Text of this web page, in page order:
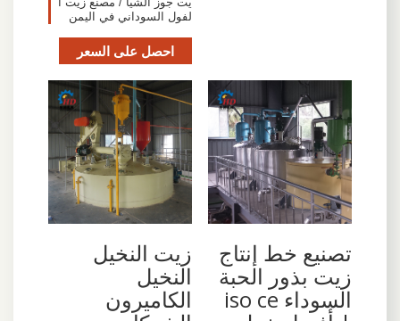
لفول السوداني في اليمن
احصل على السعر
تصنيع خط إنتاج
زيت بذور الحبة
السوداء iso ce
زيت النخيل
النخيل
الكاميرون